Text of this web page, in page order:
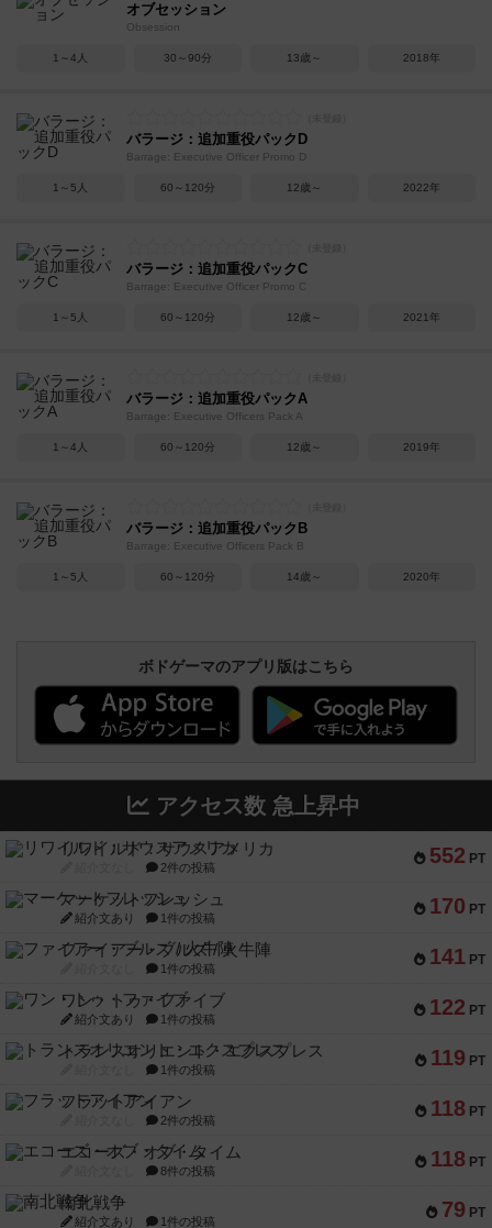
オブセッション
Obsession
1～4人 30～90分 13歳～ 2018年
バラージ：追加重役パックD
Barrage: Executive Officer Promo D
1～5人 60～120分 12歳～ 2022年
バラージ：追加重役パックC
Barrage: Executive Officer Promo C
1～5人 60～120分 12歳～ 2021年
バラージ：追加重役パックA
Barrage: Executive Officers Pack A
1～4人 60～120分 12歳～ 2019年
バラージ：追加重役パックB
Barrage: Executive Officers Pack B
1～5人 60～120分 14歳～ 2020年
ボドゲーマのアプリ版はこちら
アクセス数 急上昇中
552 PT
リワイルド：サウスアメリカ
2件の投稿
170 PT
マーケットフレッシュ
紹介文あり 1件の投稿
141 PT
ファイアー・ブルズ / 火牛陣
1件の投稿
122 PT
ワン・トゥ・ファイブ
紹介文あり 1件の投稿
119 PT
トランスオリエント・エクスプレス
1件の投稿
118 PT
フラットアイアン
2件の投稿
118 PT
エコーズ・オブ・タイム
8件の投稿
79 PT
南北戦争
紹介文あり 1件の投稿